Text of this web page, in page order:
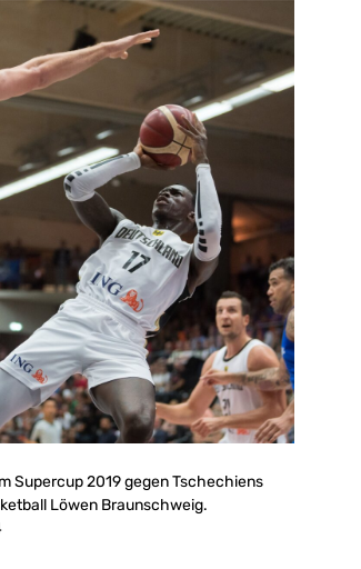
Supercup 2019 gegen Tschechiens
Löwen Braunschweig.